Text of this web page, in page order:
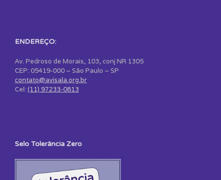
ENDEREÇO:
Av. Pedroso de Morais, 103, conj NR 1305
CEP: 05419-000 – São Paulo – SP
contato@avisala.org.br
Cel: (11) 97233-0813
Selo Tolerância Zero